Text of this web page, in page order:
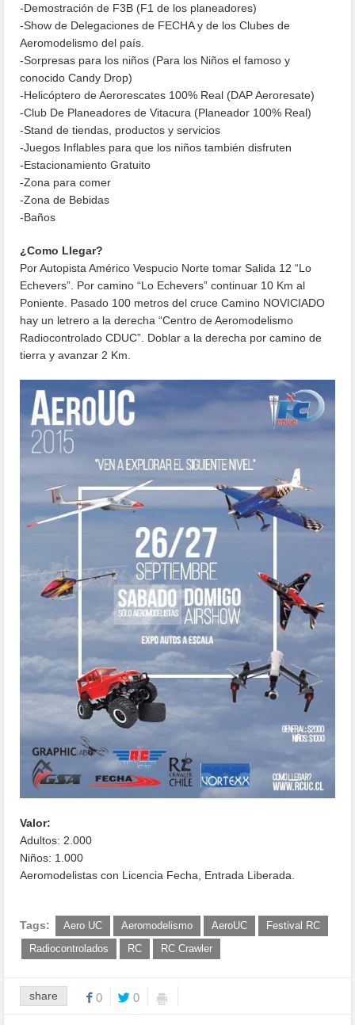
-Demostración de F3B (F1 de los planeadores)
-Show de Delegaciones de FECHA y de los Clubes de
Aeromodelismo del país.
-Sorpresas para los niños (Para los Niños el famoso y
conocido Candy Drop)
-Helicóptero de Aerorescates 100% Real (DAP Aeroresate)
-Club De Planeadores de Vitacura (Planeador 100% Real)
-Stand de tiendas, productos y servicios
-Juegos Inflables para que los niños también disfruten
-Estacionamiento Gratuito
-Zona para comer
-Zona de Bebidas
-Baños
¿Como Llegar?
Por Autopista Américo Vespucio Norte tomar Salida 12 “Lo
Echevers”. Por camino “Lo Echevers” continuar 10 Km al
Poniente. Pasado 100 metros del cruce Camino NOVICIADO
hay un letrero a la derecha “Centro de Aeromodelismo
Radiocontrolado CDUC”. Doblar a la derecha por camino de
tierra y avanzar 2 Km.
Valor:
Adultos: 2.000
Niños: 1.000
Aeromodelistas con Licencia Fecha, Entrada Liberada.
Tags: Aero UC Aeromodelismo AeroUC
Festival RC
Radiocontrolados
RC RC Crawler
share 0 0